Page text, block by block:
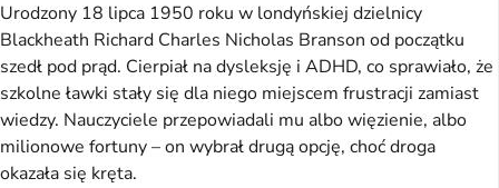
Urodzony 18 lipca 1950 roku w londyńskiej dzielnicy
Blackheath Richard Charles Nicholas Branson od początku
szedł pod prąd. Cierpiał na dysleksję i ADHD, co sprawiało, że
szkolne ławki stały się dla niego miejscem frustracji zamiast
wiedzy. Nauczyciele przepowiadali mu albo więzienie, albo
milionowe fortuny – on wybrał drugą opcję, choć droga
okazała się kręta.